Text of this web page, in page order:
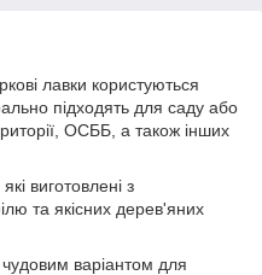
лавки користуються
підходять для саду або
ОСББ, а також інших
виготовлені з
та якісних дерев'яних
варіантом для